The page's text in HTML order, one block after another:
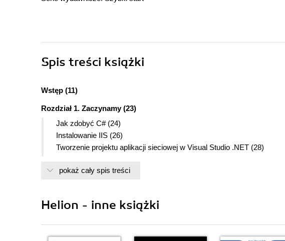
Spis treści książki
Wstęp (11)
Rozdział 1. Zaczynamy (23)
Jak zdobyć C# (24)
Instalowanie IIS (26)
Tworzenie projektu aplikacji sieciowej w Visual Studio .NET (28)
Pisanie prostej strony ASP .NET (33)
Kompilowanie i uruchamianie programów C# bez pomocy VS.NET (39)
Rozdział 2. Składniki języka C# (43)
pokaż cały spis treści
Helion - inne książki